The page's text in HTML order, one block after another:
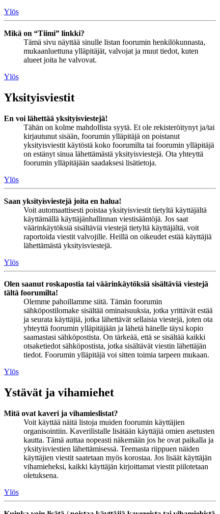
Ylös
Mikä on “Tiimi” linkki?
Tämä sivu näyttää sinulle listan foorumin henkilökunnasta,
mukaanluettuna ylläpitäjät, valvojat ja muut tiedot, kuten
alueet joita he valvovat.
Ylös
Yksityisviestit
En voi lähettää yksityisviestejä!
Tähän on kolme mahdollista syytä. Et ole rekisteröitynyt ja/tai
kirjautunut sisään, foorumin ylläpitäjä on poistanut
yksityisviestit käytöstä koko foorumilta tai foorumin ylläpitäjä
on estänyt sinua lähettämästä yksityisviestejä. Ota yhteyttä
foorumin ylläpitäjään saadaksesi lisätietoja.
Ylös
Saan yksityisviestejä joita en halua!
Voit automaattisesti poistaa yksityisviestit tietyltä käyttäjältä
käyttämällä käyttäjänhallinnan viestisääntöjä. Jos saat
väärinkäytöksiä sisältäviä viestejä tietyltä käyttäjältä, voit
raportoida viestit valvojille. Heillä on oikeudet estää käyttäjiä
lähettämästä yksityisviestejä.
Ylös
Olen saanut roskapostia tai väärinkäytöksiä sisältäviä viestejä
tältä foorumilta!
Olemme pahoillamme siitä. Tämän foorumin
sähköpostilomake sisältää ominaisuuksia, jotka yrittävät estää
ja seurata käyttäjiä, jotka lähettävät sellaisia viestejä, joten ota
yhteyttä foorumin ylläpitäjään ja lähetä hänelle täysi kopio
saamastasi sähköpostista. On tärkeää, että se sisältää kaikki
otsaketiedot sähköpostista, jotka sisältävät viestin lähettäjän
tiedot. Foorumin ylläpitäjä voi sitten toimia tarpeen mukaan.
Ylös
Ystävät ja vihamiehet
Mitä ovat kaveri ja vihamieslistat?
Voit käyttää näitä listoja muiden foorumin käyttäjien
organisointiin. Kaverilistalle lisätään käyttäjiä omien asetusten
kautta. Tämä auttaa nopeasti näkemään jos he ovat paikalla ja
yksityisviestien lähettämisessä. Teemasta riippuen näiden
käyttäjien viestit saatetaan myös korostaa. Jos lisäät käyttäjän
vihamieheksi, kaikki käyttäjän kirjoittamat viestit piilotetaan
oletuksena.
Ylös